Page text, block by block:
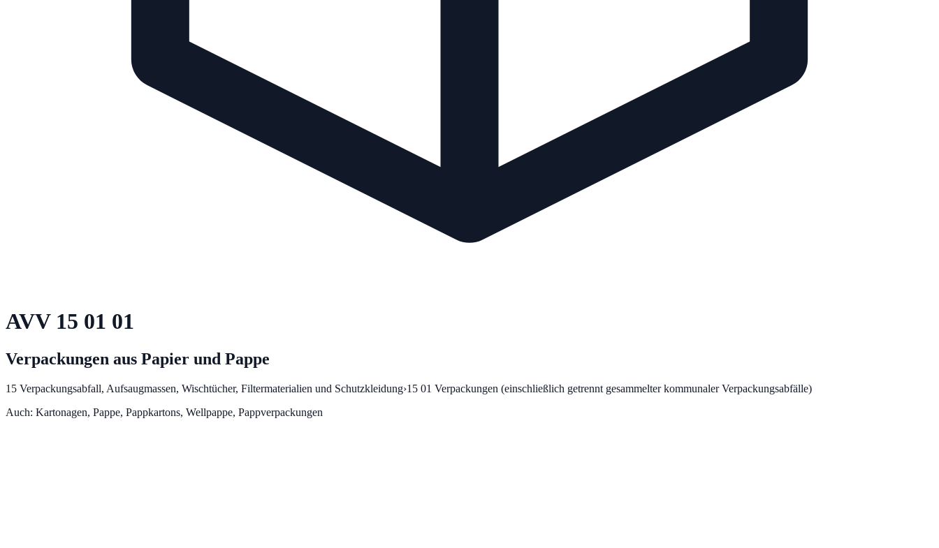
AVV 15 01 01
Verpackungen aus Papier und Pappe
15 Verpackungsabfall, Aufsaugmassen, Wischtücher, Filtermaterialien und Schutzkleidung›15 01 Verpackungen (einschließlich getrennt gesammelter kommunaler Verpackungsabfälle)
Auch: Kartonagen, Pappe, Pappkartons, Wellpappe, Pappverpackungen